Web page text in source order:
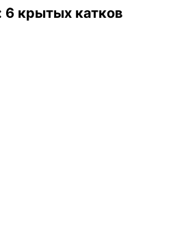
6 крытых катков